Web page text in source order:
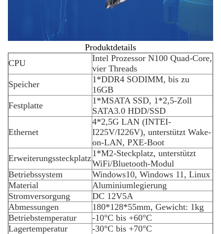
Produktdetails
CPU
Intel Prozessor N100 Quad-Core,
vier Threads
Speicher
1*DDR4 SODIMM, bis zu
16GB
Festplatte
1*MSATA SSD, 1*2,5-Zoll
SATA3.0 HDD/SSD
Ethernet
4*2,5G LAN (INTEI-
I225V/I226V), unterstützt Wake-
on-LAN, PXE-Boot
Erweiterungssteckplatz1*M2-Steckplatz, unterstützt
WiFi/Bluetooth-Modul
Betriebssystem
Windows10, Windows 11, Linux
Material
Aluminiumlegierung
Stromversorgung
DC 12V5A
Abmessungen
180*128*55mm, Gewicht: 1kg
Betriebstemperatur
-10°C bis +60°C
Lagertemperatur
-30°C bis +70°C